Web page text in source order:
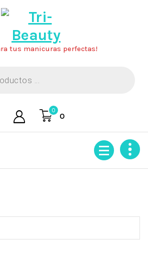
tus manicuras perfectas!
0
0